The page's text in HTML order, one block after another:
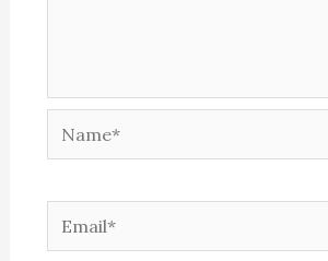
Name*
Email*